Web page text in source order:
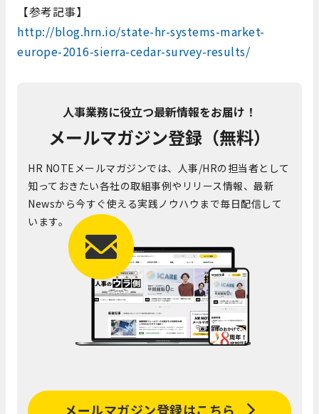
【参考記事】
http://blog.hrn.io/state-hr-systems-market-
europe-2016-sierra-cedar-survey-results/
人事業務に役立つ最新情報をお届け！
メールマガジン登録（無料）
HR NOTEメールマガジンでは、人事/HRの担当者として
知っておきたい各社の取組事例やリリース情報、最新
Newsから今すぐ使える実践ノウハウまで毎日配信して
います。
メールマガジン登録はこちら